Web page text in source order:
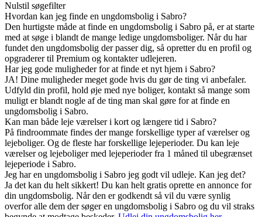
Nulstil søgefilter
Hvordan kan jeg finde en ungdomsbolig i Sabro?
Den hurtigste måde at finde en ungdomsbolig i Sabro på, er at starte
med at søge i blandt de mange ledige ungdomsboliger. Når du har
fundet den ungdomsbolig der passer dig, så opretter du en profil og
opgraderer til Premium og kontakter udlejeren.
Har jeg gode muligheder for at finde et nyt hjem i Sabro?
JA! Dine muligheder meget gode hvis du gør de ting vi anbefaler.
Udfyld din profil, hold øje med nye boliger, kontakt så mange som
muligt er blandt nogle af de ting man skal gøre for at finde en
ungdomsbolig i Sabro.
Kan man både leje værelser i kort og længere tid i Sabro?
På findroommate findes der mange forskellige typer af værelser og
lejeboliger. Og de fleste har forskellige lejeperioder. Du kan leje
værelser og lejeboliger med lejeperioder fra 1 måned til ubegrænset
lejeperiode i Sabro.
Jeg har en ungdomsbolig i Sabro jeg godt vil udleje. Kan jeg det?
Ja det kan du helt sikkert! Du kan helt gratis oprette en annonce for
din ungdomsbolig. Når den er godkendt så vil du være synlig
overfor alle dem der søger en ungdomsbolig i Sabro og du vil straks